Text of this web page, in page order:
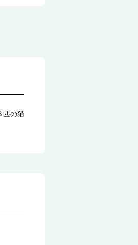
匹の猫